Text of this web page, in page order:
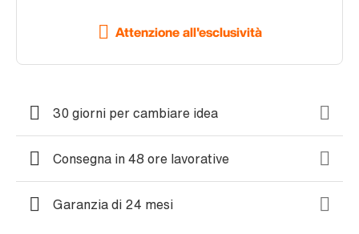
Attenzione all'esclusività
30 giorni per cambiare idea
Consegna in 48 ore lavorative
Garanzia di 24 mesi